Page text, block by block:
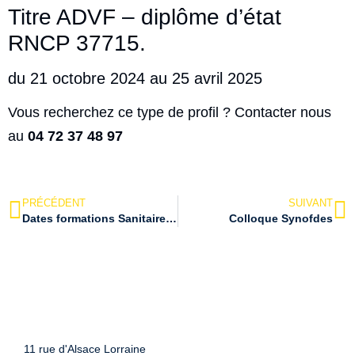
Titre ADVF – diplôme d’état
RNCP 37715.
du 21 octobre 2024 au 25 avril 2025
Vous recherchez ce type de profil ? Contacter nous
au 04 72 37 48 97
PRÉCÉDENT
Dates formations Sanitaire et social
SUIVANT
Colloque Synofdes
11 rue d'Alsace Lorraine